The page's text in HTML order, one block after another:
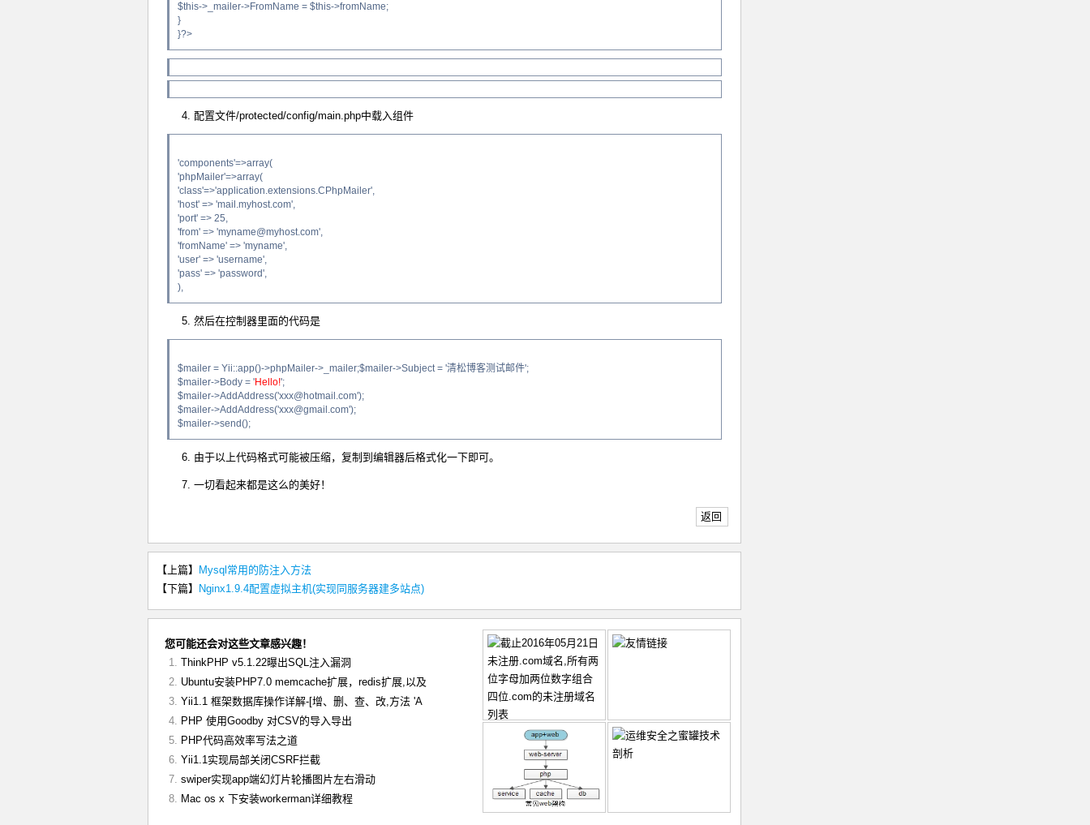
$this->_mailer->FromName = $this->fromName;
}
}?>
4. 配置文件/protected/config/main.php中载入组件
'components'=>array(
'phpMailer'=>array(
'class'=>'application.extensions.CPhpMailer',
'host' => 'mail.myhost.com',
'port' => 25,
'from' => 'myname@myhost.com',
'fromName' => 'myname',
'user' => 'username',
'pass' => 'password',
),
5. 然后在控制器里面的代码是
$mailer = Yii::app()->phpMailer->_mailer;$mailer->Subject = '清松博客测试邮件';
$mailer->Body = 'Hello!';
$mailer->AddAddress('xxx@hotmail.com');
$mailer->AddAddress('xxx@gmail.com');
$mailer->send();
6. 由于以上代码格式可能被压缩，复制到编辑器后格式化一下即可。
7. 一切看起来都是这么的美好！
返回
【上篇】
Mysql常用的防注入方法
【下篇】
Nginx1.9.4配置虚拟主机(实现同服务器建多站点)
您可能还会对这些文章感兴趣！
ThinkPHP v5.1.22曝出SQL注入漏洞
Ubuntu安装PHP7.0 memcache扩展，redis扩展,以及
Yii1.1 框架数据库操作详解-[增、删、查、改,方法 'A
PHP 使用Goodby 对CSV的导入导出
PHP代码高效率写法之道
Yii1.1实现局部关闭CSRF拦截
swiper实现app端幻灯片轮播图片左右滑动
Mac os x 下安装workerman详细教程